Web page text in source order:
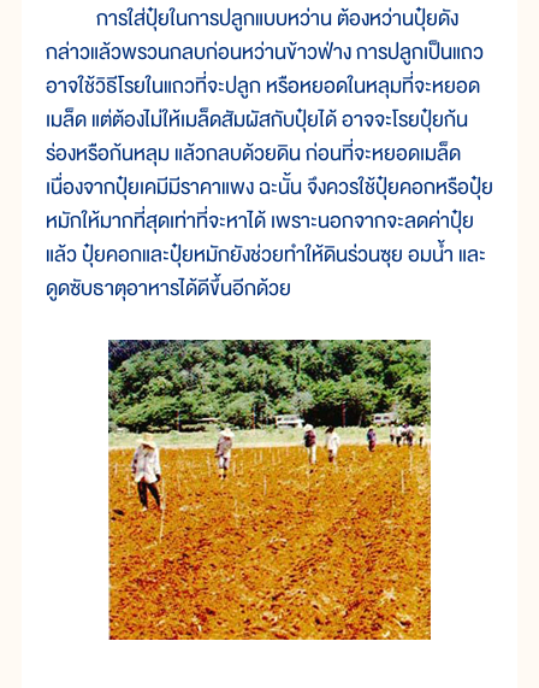
การใส่ปุ๋ยในการปลูกแบบหว่าน ต้องหว่านปุ๋ยดัง
กล่าวแล้วพรวนกลบก่อนหว่านข้าวฟ่าง การปลูกเป็นแถว
อาจใช้วิธีโรยในแถวที่จะปลูก หรือหยอดในหลุมที่จะหยอด
เมล็ด แต่ต้องไม่ให้เมล็ดสัมผัสกับปุ๋ยได้ อาจจะโรยปุ๋ยก้น
ร่องหรือก้นหลุม แล้วกลบด้วยดิน ก่อนที่จะหยอดเมล็ด
เนื่องจากปุ๋ยเคมีมีราคาแพง ฉะนั้น จึงควรใช้ปุ๋ยคอกหรือปุ๋ย
หมักให้มากที่สุดเท่าที่จะหาได้ เพราะนอกจากจะลดค่าปุ๋ย
แล้ว ปุ๋ยคอกและปุ๋ยหมักยังช่วยทำให้ดินร่วนซุย อมน้ำ และ
ดูดซับธาตุอาหารได้ดีขึ้นอีกด้วย